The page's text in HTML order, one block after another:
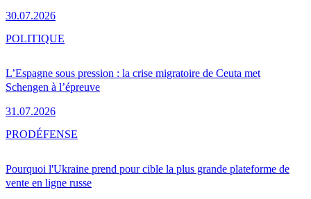
30.07.2026
L’Espagne sous pression : la crise migratoire de Ceuta met
Schengen à l’épreuve
31.07.2026
POLITIQUE
Pourquoi l'Ukraine prend pour cible la plus grande plateforme de
vente en ligne russe
PRODÉFENSE